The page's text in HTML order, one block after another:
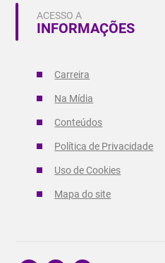
ACESSO A
INFORMAÇÕES
Carreira
Na Mídia
Conteúdos
Política de Privacidade
Uso de Cookies
Mapa do site